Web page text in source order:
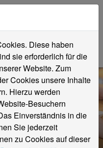
Diese haben
sie erforderlich für die
Website. Zum
Cookies unsere Inhalte
Hierzu werden
Besuchern
Einverständnis in die
Sie jederzeit
zu Cookies auf dieser